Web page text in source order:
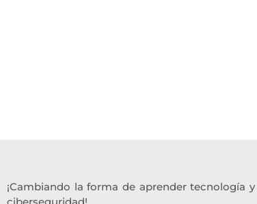
¡Cambiando la forma de aprender tecnología y